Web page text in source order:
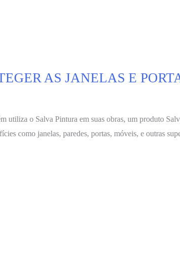
AS JANELAS E
utiliza o Salva Pintura em suas obras, um produto
como janelas, paredes, portas, móveis, e outras